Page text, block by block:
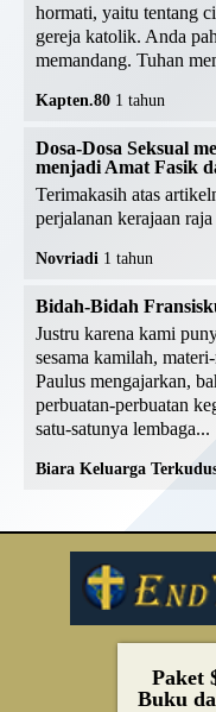
hormati, yaitu tentang
gereja katolik. Anda
memandang. Tuhan
Kapten.80 1 tahun
Dosa-Dosa Seksual
menjadi Amat Fasik
Terimakasih atas
perjalanan kerajaan
Novriadi 1 tahun
Bidah-Bidah
Justru karena kami
sesama kamilah,
Paulus mengajarkan,
perbuatan-perbuatan
satu-satunya lembaga...
Biara Keluarga
Paket
Buku